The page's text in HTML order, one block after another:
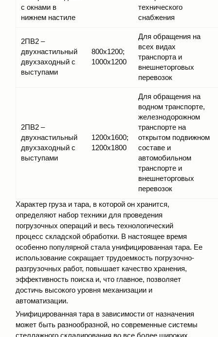
с окнами в
нижнем настиле
технического
снабжения
2ПВ2 –
двухнастильный
двухзаходный с
выступами
800х1200;
1000х1200
Для обращения на
всех видах
транспорта и
внешнеторговых
перевозок
2ПВ2 –
двухнастильный
двухзаходный с
выступами
1200х1600;
1200х1800
Для обращения на
водном транспорте,
железнодорожном
транспорте на
открытом подвижном
составе и
автомобильном
транспорте и
внешнеторговых
перевозок
Характер груза и тара, в которой он хранится,
определяют набор техники для проведения
погрузочных операций и весь технологический
процесс складской обработки. В настоящее время
особенно популярной стала унифицированная тара. Ее
использование сокращает трудоемкость погрузочно-
разгрузочных работ, повышает качество хранения,
эффективность поиска и, что главное, позволяет
достичь высокого уровня механизации и
автоматизации.
Унифицированная тара в зависимости от назначения
может быть разнообразной, но современные системы
стеллажного складирования во все более широких